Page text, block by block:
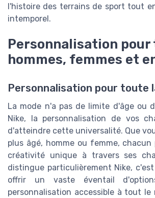
l'histoire des terrains de sport tout
intemporel.
Personnalisation pour
hommes, femmes et
Personnalisation pour toute
La mode n'a pas de limite d'âge ou
Nike, la personnalisation de vos
d'atteindre cette universalité. Que
plus âgé, homme ou femme, chacun
créativité unique à travers ses
distingue particulièrement Nike,
offrir un vaste éventail
personnalisation accessible à tout le